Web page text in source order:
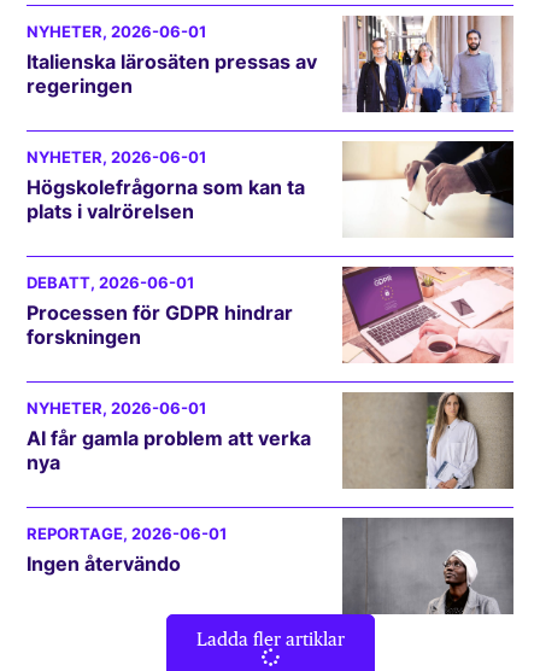
NYHETER, 2026-06-01
Italienska lärosäten pressas av
regeringen
NYHETER, 2026-06-01
Högskolefrågorna som kan ta
plats i valrörelsen
DEBATT, 2026-06-01
Processen för GDPR hindrar
forskningen
NYHETER, 2026-06-01
AI får gamla problem att verka
nya
REPORTAGE, 2026-06-01
Ingen återvändo
Ladda fler artiklar